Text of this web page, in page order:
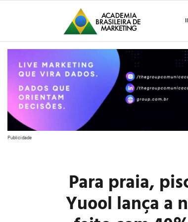
Publicidade
Para praia,
Yuool lança a